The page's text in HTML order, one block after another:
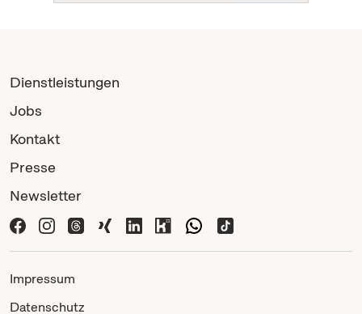
Dienstleistungen
Jobs
Kontakt
Presse
Newsletter
Impressum
Datenschutz